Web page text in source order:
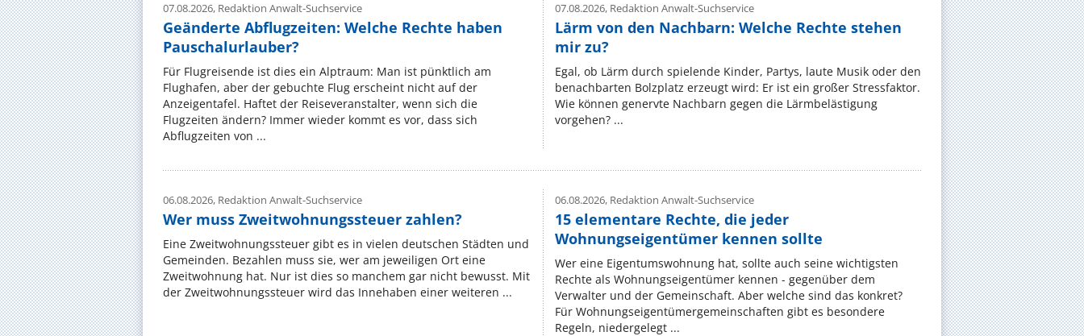
07.08.2026, Redaktion Anwalt-Suchservice
Geänderte Abflugzeiten: Welche Rechte haben
Pauschalurlauber?
Für Flugreisende ist dies ein Alptraum: Man ist pünktlich am
Flughafen, aber der gebuchte Flug erscheint nicht auf der
Anzeigentafel. Haftet der Reiseveranstalter, wenn sich die
Flugzeiten ändern? Immer wieder kommt es vor, dass sich
Abflugzeiten von ...
07.08.2026,Redaktion Anwalt-Suchservice
Lärm von den Nachbarn: Welche Rechte stehen
mir zu?
Egal, ob Lärm durch spielende Kinder, Partys, laute Musik oder den
benachbarten Bolzplatz erzeugt wird: Er ist ein großer Stressfaktor.
Wie können genervte Nachbarn gegen die Lärmbelästigung
vorgehen? ...
06.08.2026, Redaktion Anwalt-Suchservice
Wer muss Zweitwohnungssteuer zahlen?
Eine Zweitwohnungssteuer gibt es in vielen deutschen Städten und
Gemeinden. Bezahlen muss sie, wer am jeweiligen Ort eine
Zweitwohnung hat. Nur ist dies so manchem gar nicht bewusst. Mit
der Zweitwohnungssteuer wird das Innehaben einer weiteren ...
06.08.2026,Redaktion Anwalt-Suchservice
15 elementare Rechte, die jeder
Wohnungseigentümer kennen sollte
Wer eine Eigentumswohnung hat, sollte auch seine wichtigsten
Rechte als Wohnungseigentümer kennen - gegenüber dem
Verwalter und der Gemeinschaft. Aber welche sind das konkret?
Für Wohnungseigentümergemeinschaften gibt es besondere
Regeln, niedergelegt ...